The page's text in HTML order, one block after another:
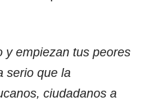
y empiezan tus peores
serio que la
ciudadanos a